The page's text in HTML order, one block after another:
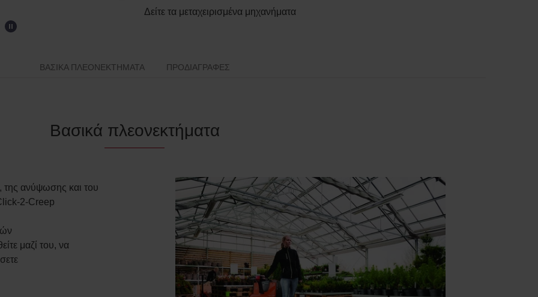
Δείτε τα μεταχειρισμένα μηχανήματα
ΒΑΣΙΚΆ ΠΛΕΟΝΕΚΤΉΜΑΤΑ ΠΡΟΔΙΑΓΡΑΦΈΣ
Βασικά πλεονεκτήματα
της ανύψωσης και του
2-Creep
μαζί του, να